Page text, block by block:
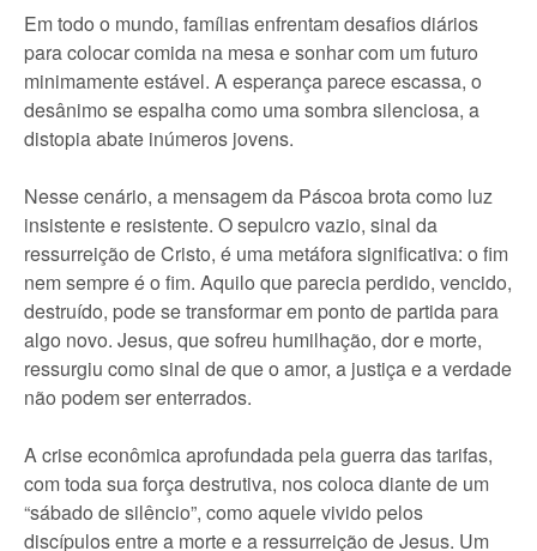
Em todo o mundo, famílias enfrentam desafios diários
para colocar comida na mesa e sonhar com um futuro
minimamente estável. A esperança parece escassa, o
desânimo se espalha como uma sombra silenciosa, a
distopia abate inúmeros jovens.
Nesse cenário, a mensagem da Páscoa brota como luz
insistente e resistente. O sepulcro vazio, sinal da
ressurreição de Cristo, é uma metáfora significativa: o fim
nem sempre é o fim. Aquilo que parecia perdido, vencido,
destruído, pode se transformar em ponto de partida para
algo novo. Jesus, que sofreu humilhação, dor e morte,
ressurgiu como sinal de que o amor, a justiça e a verdade
não podem ser enterrados.
A crise econômica aprofundada pela guerra das tarifas,
com toda sua força destrutiva, nos coloca diante de um
“sábado de silêncio”, como aquele vivido pelos
discípulos entre a morte e a ressurreição de Jesus. Um